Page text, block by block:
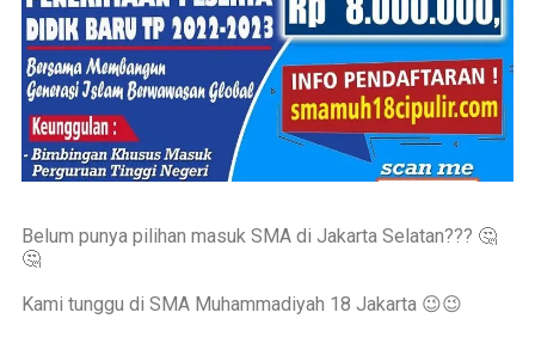
Belum punya pilihan masuk SMA di Jakarta Selatan??? 🤔
🤔
Kami tunggu di SMA Muhammadiyah 18 Jakarta 😉😉